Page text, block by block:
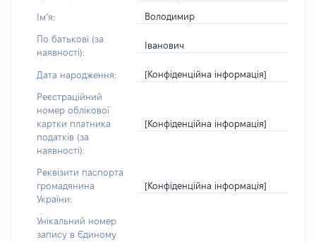
Імʼя: Володимир
По батькові (за
наявності):
Іванович
Дата народження: [Конфіденційна інформація]
Реєстраційний
номер облікової
картки платника
податків (за
наявності):
[Конфіденційна інформація]
Реквізити паспорта
громадянина
України:
[Конфіденційна інформація]
Унікальний номер
запису в Єдиному